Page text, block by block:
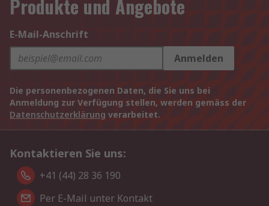
Produkte und Angebote
E-Mail-Anschrift
Anmelden
Die personenbezogenen Daten, die Sie uns bei
Anmeldung zur Verfügung stellen, werden gemäss der
Datenschutzerklärung verarbeitet.
Kontaktieren Sie uns:
+41 (44) 28 36 190
Per E-Mail unter Kontakt